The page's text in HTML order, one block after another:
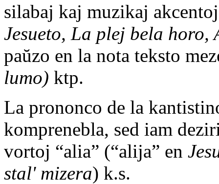
silabaj kaj muzikaj
Jesueto, La plej bela horo,
paŭzo en la nota teksto
lumo) ktp.
La prononco de la
komprenebla, sed iam
vortoj “alia” (“alija” en
stal' mizera) k.s.